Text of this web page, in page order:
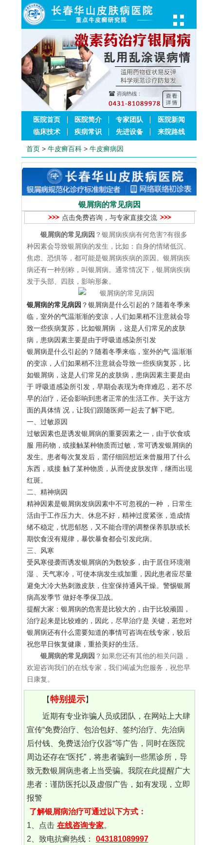
医院首页 医院简介 专家团队
医院新闻
临床技术
疾病常识 先进设备 来院路线
首页 > 牛皮癣百科 > 牛皮癣病因
银屑病的常见病因
点击免费咨询，与专家直接交流
银屑病的常见病因 ？银屑病疾病有何危害?有很多
种因素会导致银屑病的发生，比如：自身的情绪低沉、
焦虑、恐惧等，都可能是银屑病疾病的原因。银屑病疾
病还有一种别称，叫银屑病。通常情况下，银屑病疾病
发于头部、四肢，影响形象。
银屑病的常见病因 ？银屑病是什么引起的？随着冬季来
临，室外的气温渐渐的变凉，人们如果稍不注意就会导
致一些疾病复苏，比如银屑病 ，这是人们常见的皮肤
病，患病因素主要是由于呼吸道感染所引发
银屑病是什么引起的？随着冬季来临，室外的气 温渐渐
的变凉，人们如果稍不注意就会导致一些疾病复苏，比
如银屑病，这是人们常见的皮肤病，患病因素主要是由
于 呼吸道感染所引发，早期会表现为奇痒难忍，若不尽
早的治疗，还会影响到患者正常的生活工作。关于这方
面的具体情 况，让我们跟随医师一起去了解下吧。
一、过敏原因
过敏因素也是诱发银屑病的重要因素之一，由于饮食或
服 用药物，或接触某种物质而过敏，常可诱发银屑病的
发生。患者每次复发后，需仔细回想近来曾服用了什么
东西，或接 触了某种物质，从而使皮肤发痒，继而出现
红斑。
二、精神病因
精神因素是银屑病发病因素中不可忽视的一种 ，日常生
活由于工作压力大、休息不好，精神过度紧张，造成情
绪不稳定，忧思郁怒，又不能合理的调整保养肌肤或长
期饮食没有规律，暴饮暴食都会引发此病。
三、风寒
受风寒侵袭而诱发银屑病的为数较多，由于居住环境潮
湿 、天气寒冷，可使本病发生或加重，因此患者应尽量
避免大冷大热刺激皮肤，住室保持通风干燥。警惕银屑
病高发季节 做好冬季保卫战。
提醒大家：银屑病的危害是比较大的，由于比较顽固，
治疗起来是比较难的，因此，尽早治疗是 关键，若您对
银屑病还有什么需要知道的事情可咨询在线专家，较后
祝您早日恢复健康，重拾美好的生活。
银屑病的常见病因 ？如果您还有其他的相关问题，
欢迎咨询我们的在线专家，我们竭诚为您服务，祝您早
日康复。
【特别提示】
近期有专业诈骗人员或团队，在网站上大肆
宣传“免费治疗、包治包好、签约治疗、先治病
后付钱、免费送治疗仪器“等广告，同时在医院
周边还存在“医托”，将患者骗到一些黑诊所，导
致无数银屑病患者上当受骗。我院在此提醒广大
患者：谨防医托以及虚假广告，如有发现，立即
报警
了解银屑病治疗可通过以下方式：
1、点击 在线咨询专家。
2、致电抗癣热线：
043181089997